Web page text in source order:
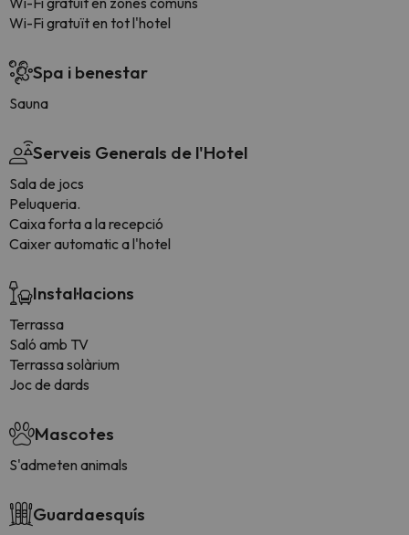
Wi-Fi gratuït en tot l'hotel
Spa i benestar
Sauna
Serveis Generals de l'Hotel
Sala de jocs
Peluqueria.
Caixa forta a la recepció
Caixer automatic a l'hotel
Instal·lacions
Terrassa
Saló amb TV
Terrassa solàrium
Joc de dards
Mascotes
S'admeten animals
Guardaesquís